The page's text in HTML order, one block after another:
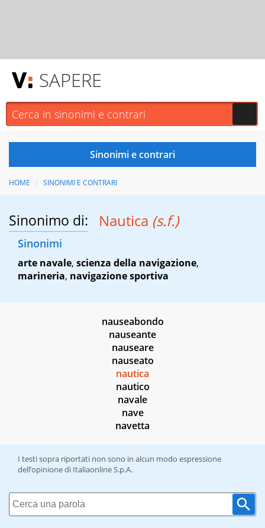
SAPERE
HOME SINONIMI E CONTRARI
Sinonimo di: Nautica (s.f.)
Sinonimi
arte navale, scienza della navigazione,
marineria, navigazione sportiva
nauseabondo
nauseante
nauseare
nauseato
nautica
nautico
navale
nave
navetta
I testi sopra riportati non sono in alcun modo espressione
dell’opinione di Italiaonline S.p.A.